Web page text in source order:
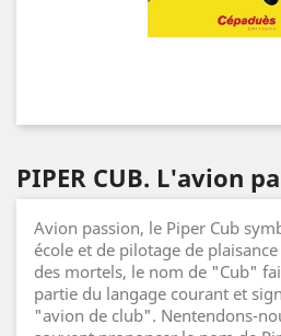
PIPER CUB. L'avion
Avion passion, le Piper Cub
école et de pilotage de
des mortels, le nom de "Cub"
partie du langage courant et
"avion de club". Nentendons-